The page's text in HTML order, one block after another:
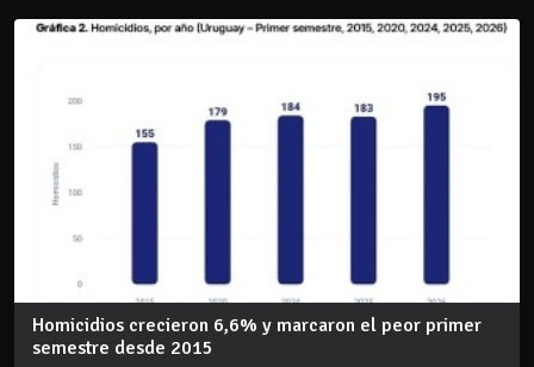
Homicidios crecieron 6,6% y marcaron el peor primer
semestre desde 2015